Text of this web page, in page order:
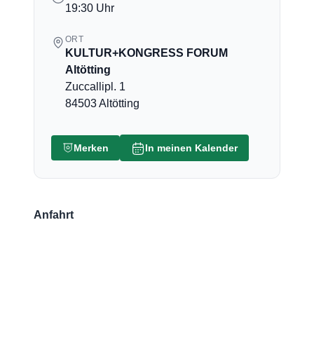
19:30 Uhr
ORT
KULTUR+KONGRESS FORUM
Altötting
Zuccallipl. 1
84503 Altötting
Merken In meinen Kalender
Anfahrt